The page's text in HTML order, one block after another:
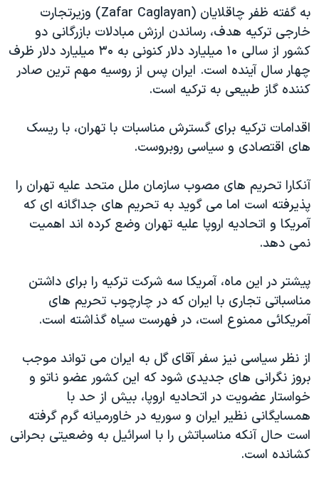
به گفته ظفر چاقلايان (Zafar Caglayan) وزيرتجارت
خارجی ترکيه هدف، رساندن ارزش مبادلات بازرگانی دو
کشور از سالی ۱۰ ميليارد دلار کنونی به ۳۰ ميليارد دلار ظرف
چهار سال آينده است. ايران پس از روسيه مهم ترين صادر
کننده گاز طبيعی به ترکيه است.
اقدامات ترکيه برای گسترش مناسبات با تهران، با ريسک
های اقتصادی و سياسی روبروست.
آنکارا تحريم های مصوب سازمان ملل متحد عليه تهران را
پذيرفته است اما می گويد به تحريم های جداگانه ای که
آمريکا و اتحاديه اروپا عليه تهران وضع کرده اند اهميت
نمی دهد.
پيشتر در اين ماه، آمريکا سه شرکت ترکيه را برای داشتن
مناسباتی تجاری با ايران که در چارچوب تحريم های
آمريکائی ممنوع است، در فهرست سياه گذاشته است.
از نظر سياسی نيز سفر آقای گل به ايران می تواند موجب
بروز نگرانی های جديدی شود که اين کشور عضو ناتو و
خواستار عضويت در اتحاديه اروپا، بيش از حد با
همسايگانی نظير ايران و سوريه در خاورميانه گرم گرفته
است حال آنکه مناسباتش را با اسرائيل به وضعيتی بحرانی
کشانده است.